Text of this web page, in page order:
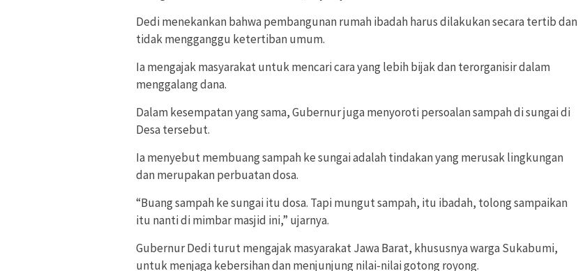
Dedi menekankan bahwa pembangunan rumah ibadah harus dilakukan secara tertib dan
tidak mengganggu ketertiban umum.
Ia mengajak masyarakat untuk mencari cara yang lebih bijak dan terorganisir dalam
menggalang dana.
Dalam kesempatan yang sama, Gubernur juga menyoroti persoalan sampah di sungai di
Desa tersebut.
Ia menyebut membuang sampah ke sungai adalah tindakan yang merusak lingkungan
dan merupakan perbuatan dosa.
“Buang sampah ke sungai itu dosa. Tapi mungut sampah, itu ibadah, tolong sampaikan
itu nanti di mimbar masjid ini,” ujarnya.
Gubernur Dedi turut mengajak masyarakat Jawa Barat, khususnya warga Sukabumi,
untuk menjaga kebersihan dan menjunjung nilai-nilai gotong royong.